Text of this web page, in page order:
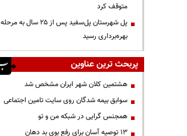
متوقف کرد
پل شهرستان پل‌سفید پس از ۲۵ سال به مرحله
بهره‌برداری رسید
پربحث ترین عناوین
هشتمین کلان شهر ایران مشخص شد
سوابق بیمه شدگان روی سایت تامین اجتماعی
همجنس گرایی در شبکه من و تو
13 توصیه آسان برای رفع بوی بد دهان